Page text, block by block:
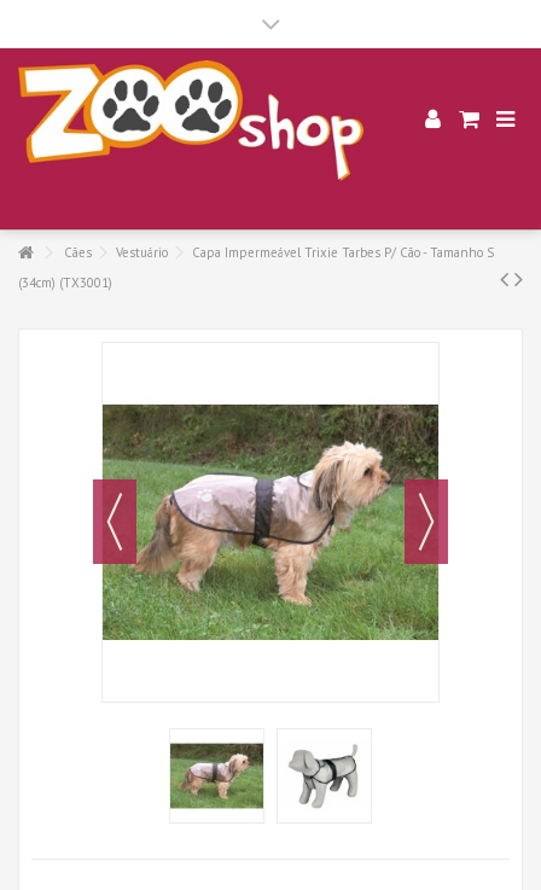
Cães Vestuário
Capa Impermeável Trixie Tarbes P/ Cão - Tamanho S
(34cm) (TX3001)